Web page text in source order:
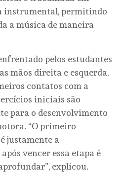
instrumental, permitindo
a música de maneira
pelos estudantes
mãos direita e esquerda,
contatos com a
iniciais são
para o desenvolvimento
“O primeiro
justamente a
vencer essa etapa é
explicou.